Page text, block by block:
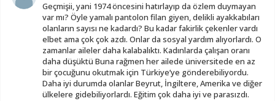
Geçmişii, yani 1974 öncesini hatırlayıp da özlem duymayan
var mı? Öyle yamalı pantolon filan giyen, delikli ayakkabıları
olanların sayısı ne kadardı? Bu kadar fakirlik çekenler vardı
elbet ama çok çok azdı. Onlar da sosyal yardım alıyorlardı. O
zamanlar aileler daha kalabalıktı. Kadınlarda çalışan oranı
daha düşüktü Buna rağmen her ailede üniversitede en az
bir çocuğunu okutmak için Türkiye’ye gönderebiliyordu.
Daha iyi durumda olanlar Beyrut, İngiltere, Amerika ve diğer
ülkelere gidebiliyorlardı. Eğitim çok daha iyi ve parasızdı.